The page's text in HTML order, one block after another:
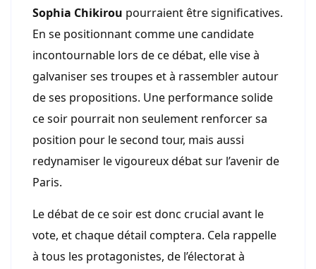
Sophia Chikirou pourraient être significatives.
En se positionnant comme une candidate
incontournable lors de ce débat, elle vise à
galvaniser ses troupes et à rassembler autour
de ses propositions. Une performance solide
ce soir pourrait non seulement renforcer sa
position pour le second tour, mais aussi
redynamiser le vigoureux débat sur l’avenir de
Paris.
Le débat de ce soir est donc crucial avant le
vote, et chaque détail comptera. Cela rappelle
à tous les protagonistes, de l’électorat à